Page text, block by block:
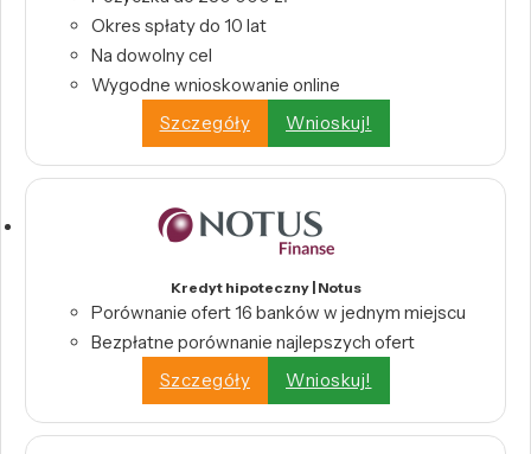
Okres spłaty do 10 lat
Na dowolny cel
Wygodne wnioskowanie online
Szczegóły
Wnioskuj!
Kredyt hipoteczny | Notus
Porównanie ofert 16 banków w jednym miejscu
Bezpłatne porównanie najlepszych ofert
Szczegóły
Wnioskuj!